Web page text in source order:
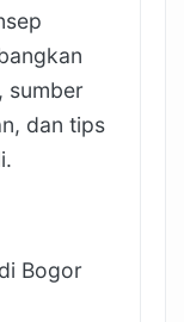
sumber
dan tips
Bogor